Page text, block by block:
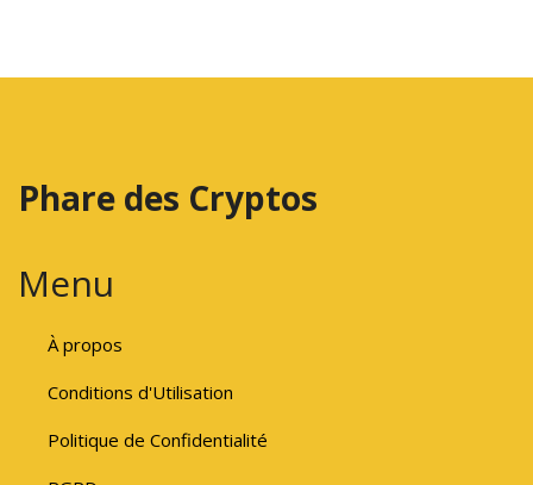
Phare des Cryptos
Menu
À propos
Conditions d'Utilisation
Politique de Confidentialité